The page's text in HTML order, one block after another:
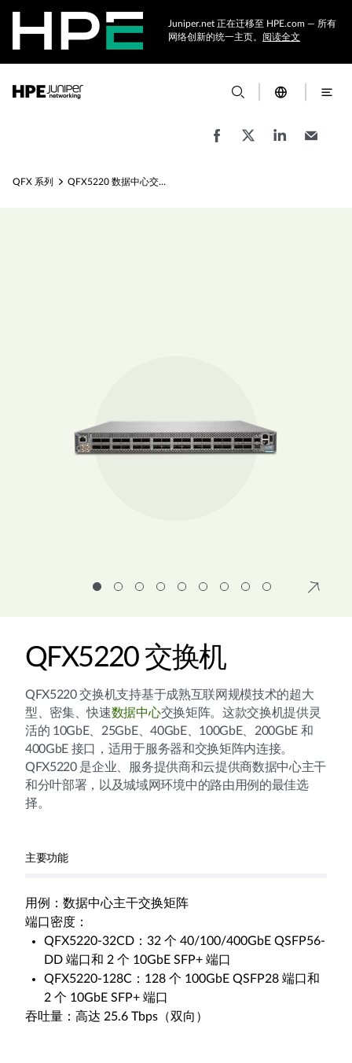
Juniper.net 正在迁移至 HPE.com — 所有
网络创新的统一主页。 阅读全文
QFX 系列 QFX5220 数据中心交换机
QFX5220 交换机
QFX5220 交换机支持基于成熟互联网规模技术的超大
型、密集、快速数据中心交换矩阵。这款交换机提供灵
活的 10GbE、25GbE、40GbE、100GbE、200GbE 和
400GbE 接口，适用于服务器和交换矩阵内连接。
QFX5220 是企业、服务提供商和云提供商数据中心主干
和分叶部署，以及城域网环境中的路由用例的最佳选
择。
主要功能
用例：数据中心主干交换矩阵
端口密度：
QFX5220-32CD：32 个 40/100/400GbE QSFP56-
DD 端口和 2 个 10GbE SFP+ 端口
QFX5220-128C：128 个 100GbE QSFP28 端口和
2 个 10GbE SFP+ 端口
吞吐量：高达 25.6 Tbps（双向）